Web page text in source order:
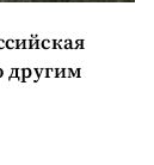
другим